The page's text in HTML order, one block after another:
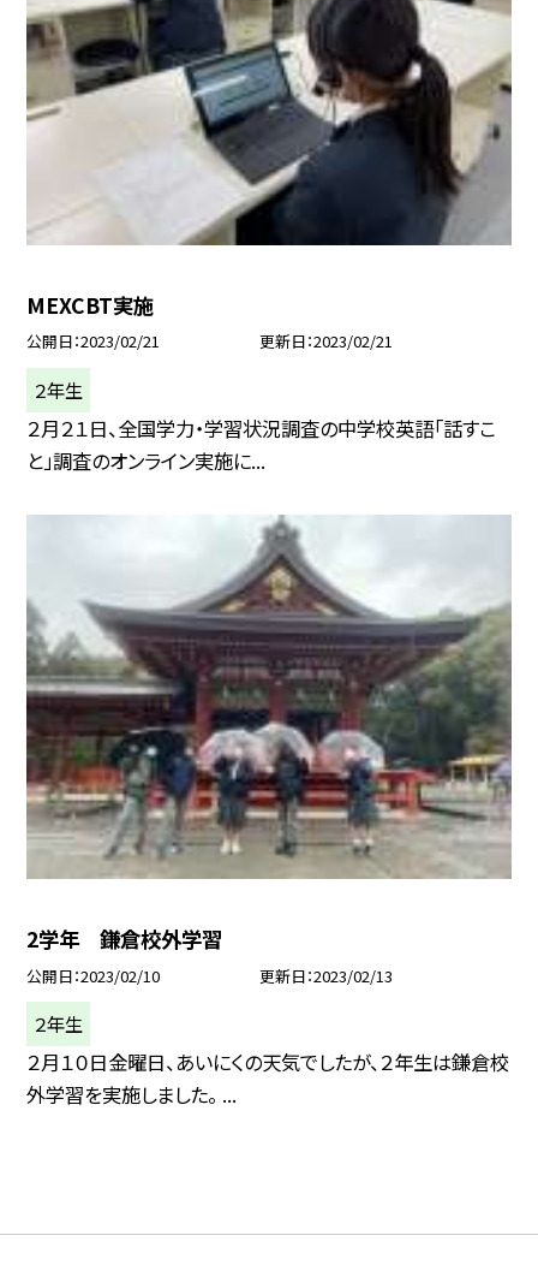
MEXCBT実施
公開日 2023/02/21 更新日 2023/02/21
２年生
２月２１日、全国学力・学習状況調査の中学校英語「話すこ
と」調査のオンライン実施に...
2学年 鎌倉校外学習
公開日 2023/02/10 更新日 2023/02/13
２年生
２月１０日金曜日、あいにくの天気でしたが、２年生は鎌倉校
外学習を実施しました。 ...